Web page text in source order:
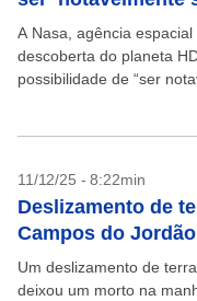
A Nasa, agência
descoberta do planeta
possibilidade de “ser
11/12/25 - 8:22min
Deslizamento de
Campos do
Um deslizamento de
deixou um morto na